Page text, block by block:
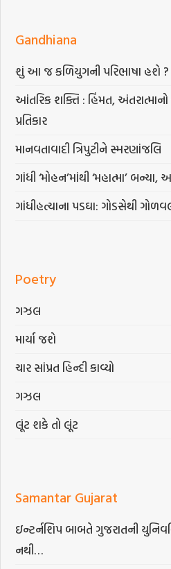
Gandhiana
શું આ જ કળિયુગની પરિભાષા હશે ?
આંતરિક શક્તિ : હિંમત,
પ્રતિકાર
માનવતાવાદી ત્રિપુટીને સ્મરણાંજલિ
ગાંધી ‘મોહન’માંથી ‘મહાત્મા’
ગાંધીહત્યાના પડઘા: ગોડસેથી
Poetry
ગઝલ
માર્યા જશે
ચાર સાંપ્રત હિન્દી કાવ્યો
ગઝલ
લૂંટ શકે તો લૂંટ
Samantar Gujarat
ઇન્ટર્નશિપ બાબતે ગુજરાતની
નથી…